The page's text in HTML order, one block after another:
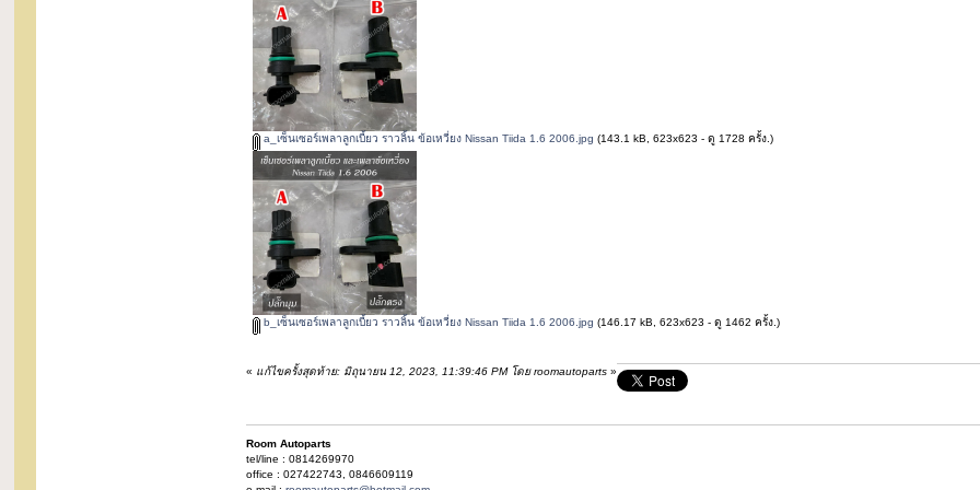
a_เซ็นเซอร์เพลาลูกเบี้ยว ราวลิ้น ข้อเหวี่ยง Nissan Tiida 1.6 2006.jpg (143.1 kB, 623x623 - ดู 1728 ครั้ง.)
b_เซ็นเซอร์เพลาลูกเบี้ยว ราวลิ้น ข้อเหวี่ยง Nissan Tiida 1.6 2006.jpg (146.17 kB, 623x623 - ดู 1462 ครั้ง.)
« แก้ไขครั้งสุดท้าย: มิถุนายน 12, 2023, 11:39:46 PM โดย roomautoparts »
Room Autoparts
tel/line : 0814269970
office : 027422743, 0846609119